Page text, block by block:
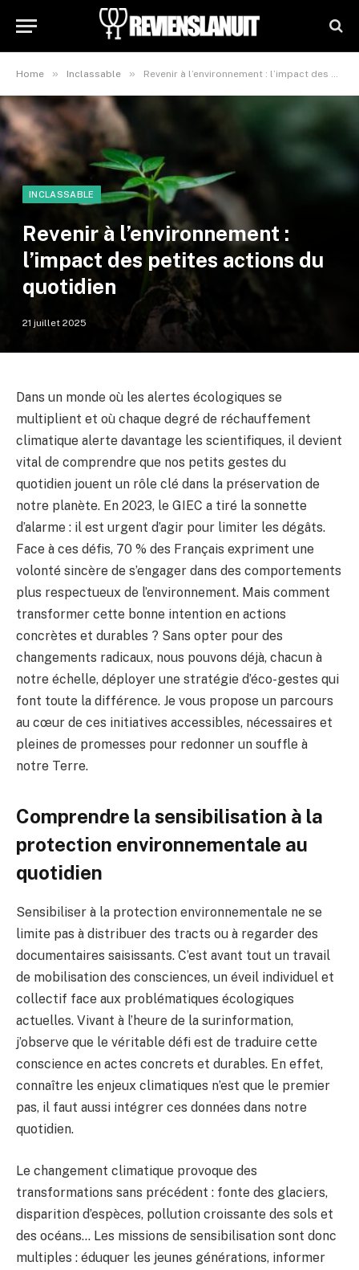
Home » Inclassable » Revenir à l’environnement : l’impact des petites actions du quotidien
INCLASSABLE
Revenir à l’environnement :
l’impact des petites actions du
quotidien
21 juillet 2025
Dans un monde où les alertes écologiques se
multiplient et où chaque degré de réchauffement
climatique alerte davantage les scientifiques, il devient
vital de comprendre que nos petits gestes du
quotidien jouent un rôle clé dans la préservation de
notre planète. En 2023, le GIEC a tiré la sonnette
d’alarme : il est urgent d’agir pour limiter les dégâts.
Face à ces défis, 70 % des Français expriment une
volonté sincère de s’engager dans des comportements
plus respectueux de l’environnement. Mais comment
transformer cette bonne intention en actions
concrètes et durables ? Sans opter pour des
changements radicaux, nous pouvons déjà, chacun à
notre échelle, déployer une stratégie d’éco-gestes qui
font toute la différence. Je vous propose un parcours
au cœur de ces initiatives accessibles, nécessaires et
pleines de promesses pour redonner un souffle à
notre Terre.
Comprendre la sensibilisation à la
protection environnementale au
quotidien
Sensibiliser à la protection environnementale ne se
limite pas à distribuer des tracts ou à regarder des
documentaires saisissants. C’est avant tout un travail
de mobilisation des consciences, un éveil individuel et
collectif face aux problématiques écologiques
actuelles. Vivant à l’heure de la surinformation,
j’observe que le véritable défi est de traduire cette
conscience en actes concrets et durables. En effet,
connaître les enjeux climatiques n’est que le premier
pas, il faut aussi intégrer ces données dans notre
quotidien.
Le changement climatique provoque des
transformations sans précédent : fonte des glaciers,
disparition d’espèces, pollution croissante des sols et
des océans… Les missions de sensibilisation sont donc
multiples : éduquer les jeunes générations, informer